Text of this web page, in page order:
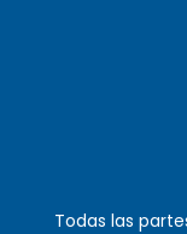
Todas las